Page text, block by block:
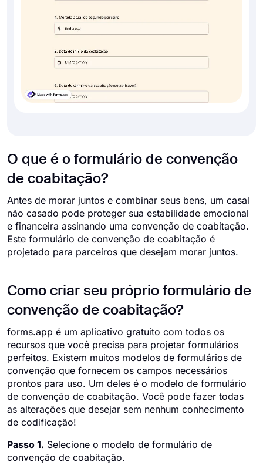
O que é o formulário de convenção
de coabitação?
Antes de morar juntos e combinar seus bens, um casal
não casado pode proteger sua estabilidade emocional
e financeira assinando uma convenção de coabitação.
Este formulário de convenção de coabitação é
projetado para parceiros que desejam morar juntos.
Como criar seu próprio formulário de
convenção de coabitação?
forms.app é um aplicativo gratuito com todos os
recursos que você precisa para projetar formulários
perfeitos. Existem muitos modelos de formulários de
convenção que fornecem os campos necessários
prontos para uso. Um deles é o modelo de formulário
de convenção de coabitação. Você pode fazer todas
as alterações que desejar sem nenhum conhecimento
de codificação!
Passo 1. Selecione o modelo de formulário de
convenção de coabitação.